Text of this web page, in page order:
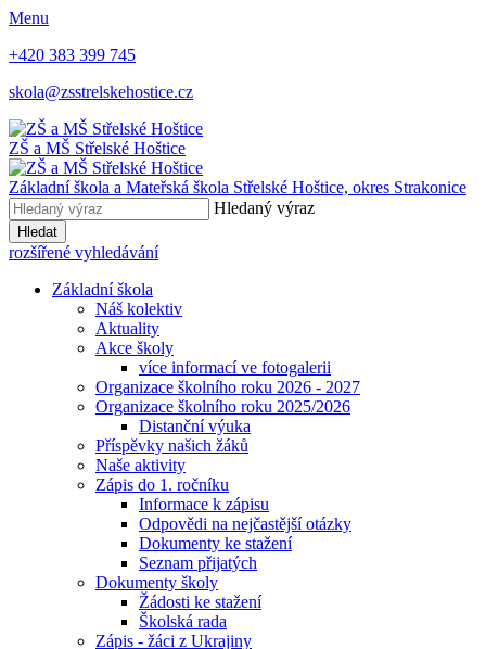
Menu
+420 383 399 745
skola@zsstrelskehostice.cz
ZŠ a MŠ Střelské Hoštice
Základní škola a Mateřská škola Střelské Hoštice, okres Strakonice
Hledaný výraz
Hledat
rozšířené vyhledávání
Základní škola
Náš kolektiv
Aktuality
Akce školy
více informací ve fotogalerii
Organizace školního roku 2026 - 2027
Organizace školního roku 2025/2026
Distanční výuka
Příspěvky našich žáků
Naše aktivity
Zápis do 1. ročníku
Informace k zápisu
Odpovědi na nejčastější otázky
Dokumenty ke stažení
Seznam přijatých
Dokumenty školy
Žádosti ke stažení
Školská rada
Zápis - žáci z Ukrajiny